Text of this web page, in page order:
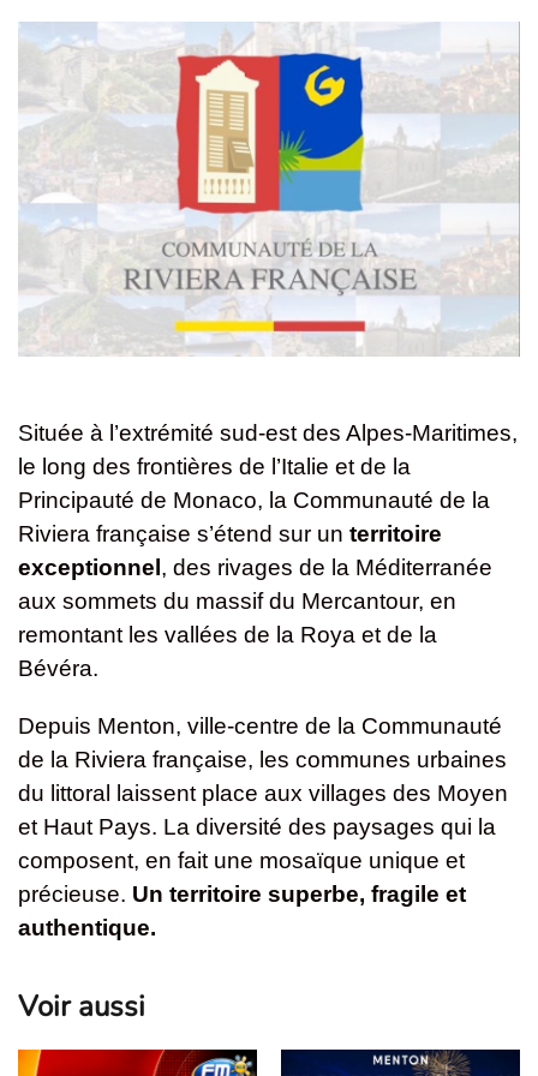
Située à l’extrémité sud-est des Alpes-Maritimes,
le long des frontières de l’Italie et de la
Principauté de Monaco, la Communauté de la
Riviera française s’étend sur un territoire
exceptionnel , des rivages de la Méditerranée
aux sommets du massif du Mercantour, en
remontant les vallées de la Roya et de la
Bévéra.
Depuis Menton, ville-centre de la Communauté
de la Riviera française, les communes urbaines
du littoral laissent place aux villages des Moyen
et Haut Pays. La diversité des paysages qui la
composent, en fait une mosaïque unique et
précieuse. Un territoire superbe, fragile et
authentique.
Voir aussi